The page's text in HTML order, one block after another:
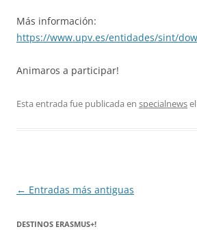
Más información:
https://www.upv.es/entidades/sint/
Animaros a participar!
Esta entrada fue publicada en specialnewsel
Navegación
entradas
← Entradas más antiguas
DESTINOS ERASMUS+!